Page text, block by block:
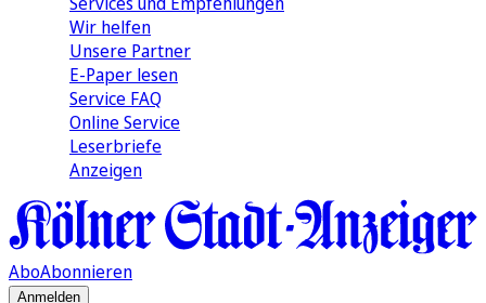
Wir helfen
Unsere Partner
E-Paper lesen
Service FAQ
Online Service
Leserbriefe
Anzeigen
AboAbonnieren
Anmelden